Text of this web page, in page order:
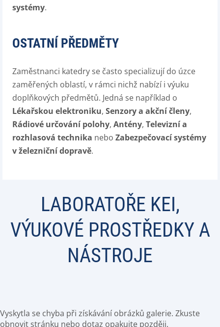
systémy.
OSTATNÍ PŘEDMĚTY
Zaměstnanci katedry se často specializují do úzce
zaměřených oblastí, v rámci nichž nabízí i výuku
doplňkových předmětů. Jedná se například o
Lékařskou elektroniku, Senzory a akční členy,
Rádiové určování polohy, Antény, Televizní a
rozhlasová technika nebo Zabezpečovací systémy
v železniční dopravě.
LABORATOŘE KEI,
VÝUKOVÉ PROSTŘEDKY A
NÁSTROJE
Vyskytla se chyba při získávání obrázků galerie. Zkuste
obnovit stránku nebo dotaz opakujte později.